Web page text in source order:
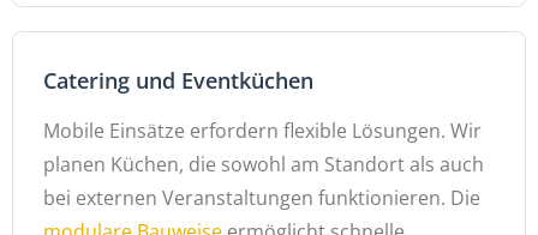
Catering und Eventküchen
Mobile Einsätze erfordern flexible Lösungen. Wir
planen Küchen, die sowohl am Standort als auch
bei externen Veranstaltungen funktionieren. Die